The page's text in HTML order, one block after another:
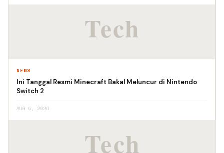
NEWS
Ini Tanggal Resmi Minecraft Bakal Meluncur di Nintendo
Switch 2
AUG 6, 2026